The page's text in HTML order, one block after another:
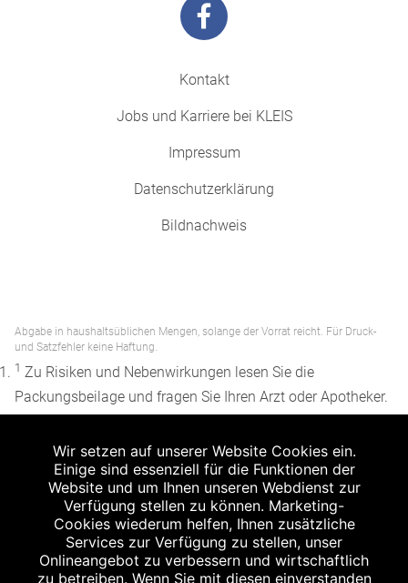
Kontakt
Jobs und Karriere bei KLEIS
Impressum
Datenschutzerklärung
Bildnachweis
Abgabe in haushaltsüblichen Mengen, solange der Vorrat reicht. Für Druck-
und Satzfehler keine Haftung.
1 Zu Risiken und Nebenwirkungen lesen Sie die
Packungsbeilage und fragen Sie Ihren Arzt oder Apotheker.
Apothekenerstattungspreis (AEP). Der AEP ist keine
unverbindliche Preisempfehlung der Hersteller. Der AEP ist
ein von den Apotheken in Ansatz gebrachter Preis für
rezeptfreie Arzneimittel. Er entspricht in der Höhe dem für
Apotheken verbindlichen Abgabepreis, zu dem eine
Apotheke in bestimmten Fällen (z.B. bei Kindern unter 12
Wir setzen auf unserer Website Cookies ein.
Einige sind essenziell für die Funktionen der
Website und um Ihnen unseren Webdienst zur
Verfügung stellen zu können. Marketing-
Cookies wiederum helfen, Ihnen zusätzliche
Services zur Verfügung zu stellen, unser
Onlineangebot zu verbessern und wirtschaftlich
zu betreiben. Wenn Sie mit diesen einverstanden